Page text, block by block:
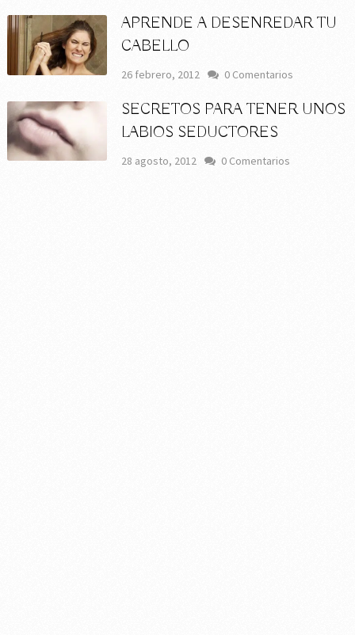
APRENDE A DESENREDAR TU
CABELLO
26 febrero, 2012 0 Comentarios
SECRETOS PARA TENER UNOS
LABIOS SEDUCTORES
28 agosto, 2012 0 Comentarios